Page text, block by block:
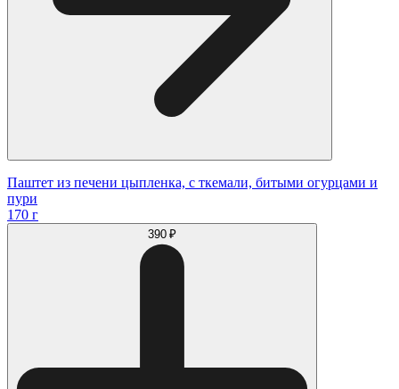
Паштет из печени цыпленка, с ткемали, битыми огурцами и
пури
170 г
390 ₽